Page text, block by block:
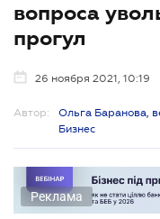
вопроса
прогул
26 ноября 2021, 10:19
Автор:
Ольга Баранова,
Бизнес
Реклама